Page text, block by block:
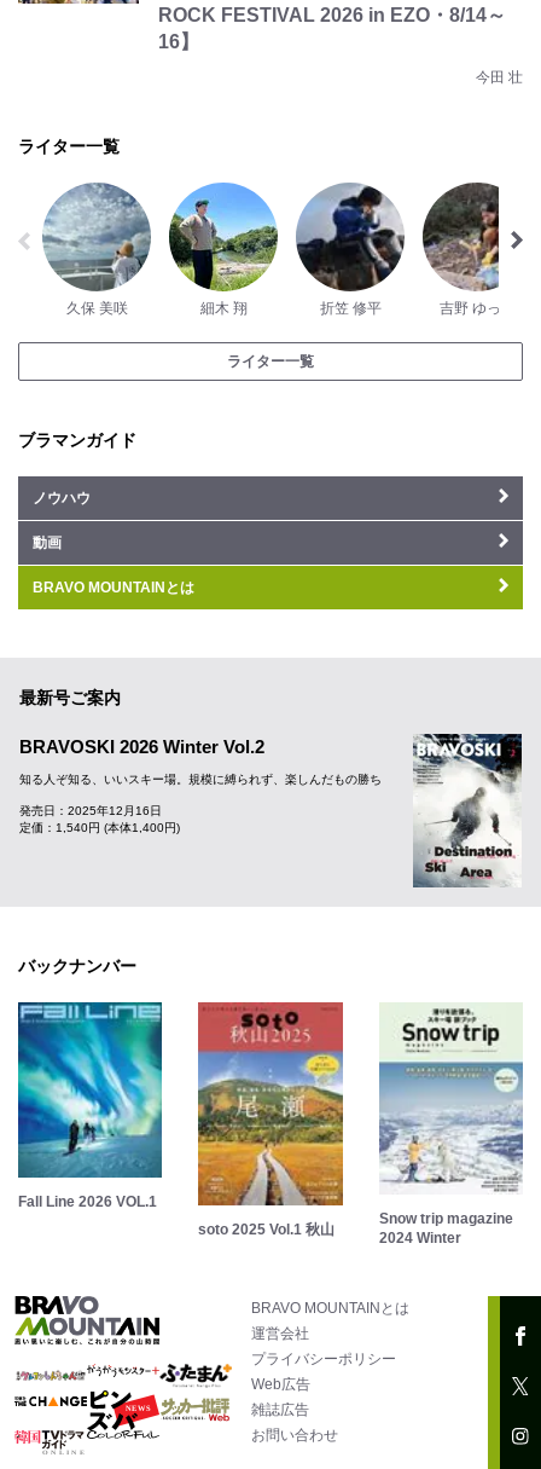
ROCK FESTIVAL 2026 in EZO・8/14～
16】
今田 壮
ライター一覧
久保 美咲 細木 翔 折笠 修平 吉野 ゆっこ
ライター一覧
ブラマンガイド
ノウハウ
動画
BRAVO MOUNTAINとは
最新号ご案内
BRAVOSKI 2026 Winter Vol.2
知る人ぞ知る、いいスキー場。規模に縛られず、楽しんだもの勝ち
発売日：2025年12月16日
定価：1,540円 (本体1,400円)
バックナンバー
Fall Line 2026 VOL.1
soto 2025 Vol.1 秋山
Snow trip magazine
2024 Winter
BRAVO MOUNTAINとは
運営会社
プライバシーポリシー
Web広告
雑誌広告
お問い合わせ